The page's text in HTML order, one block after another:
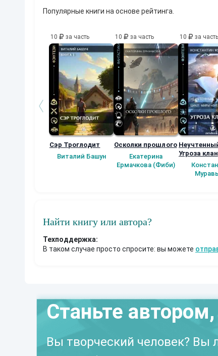
Популярные книги на основе рейтинга.
10 за часть
Сэр Троглодит
Виталий Башун
10 за часть
Осколки прошлого
Екатерина
Ермачкова (Фиби)
10 за часть
Угроза
Найти книгу или автора?
Техподдержка:
В таком случае просто спросите: вы можете
Станьте
Вы творческий человек? Вы